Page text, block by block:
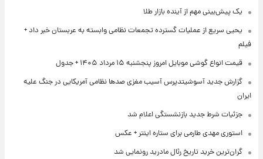
یک پیش‌بینی مهم از آینده بازار طلا
یحیی سریع از عملیات گسترده تجمعات نظامی وابسته به عربستان خبر داد +
فیلم
قیمت انواع گوشی موبایل امروز پنجشنبه ۱۵ مرداد ۱۴۰۵ + جدول
گزارش جدید آسوشیتدپرس آسیب مغزی صدها نظامی آمریکایی در جنگ علیه
ایران
جزئیات شرط جدید بازنشستگی اعلام شد
استوری مهدی طارمی برای ستاره اینتر + عکس
گران‌ترین خرید تاریخ رئال مادرید رونمایی شد